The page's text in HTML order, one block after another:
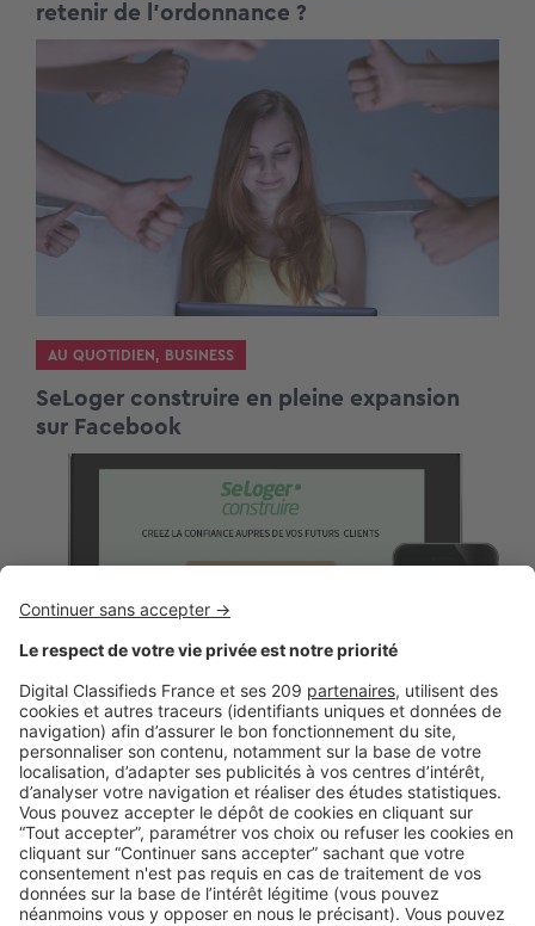
retenir de l’ordonnance ?
AU QUOTIDIEN, BUSINESS
SeLoger construire en pleine expansion
sur Facebook
BUSINESS,LA CONSTRUCTION
SeLoger construire innove sur le
marché de la maison individuelle avec
les Avis Immo